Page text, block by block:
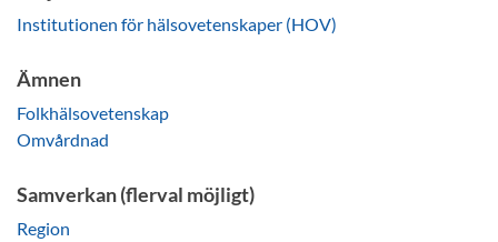
Institutionen för hälsovetenskaper (HOV)
Ämnen
Folkhälsovetenskap
Omvårdnad
Samverkan (flerval möjligt)
Region